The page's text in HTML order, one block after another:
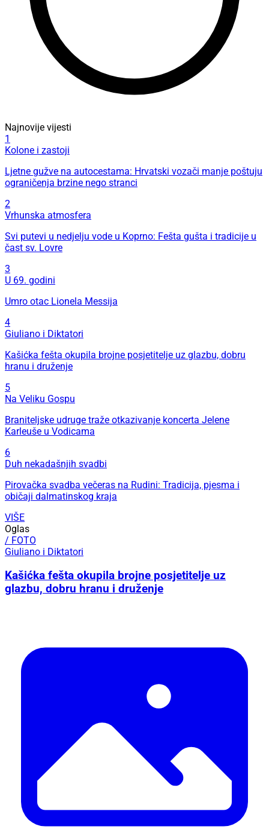
Najnovije vijesti
1
Kolone i zastoji
Ljetne gužve na autocestama: Hrvatski vozači manje poštuju
ograničenja brzine nego stranci
2
Vrhunska atmosfera
Svi putevi u nedjelju vode u Koprno: Fešta gušta i tradicije u
čast sv. Lovre
3
U 69. godini
Umro otac Lionela Messija
4
Giuliano i Diktatori
Kašićka fešta okupila brojne posjetitelje uz glazbu, dobru
hranu i druženje
5
Na Veliku Gospu
Braniteljske udruge traže otkazivanje koncerta Jelene
Karleuše u Vodicama
6
Duh nekadašnjih svadbi
Pirovačka svadba večeras na Rudini: Tradicija, pjesma i
običaji dalmatinskog kraja
VIŠE
Oglas
/ FOTO
Giuliano i Diktatori
Kašićka fešta okupila brojne posjetitelje uz
glazbu, dobru hranu i druženje